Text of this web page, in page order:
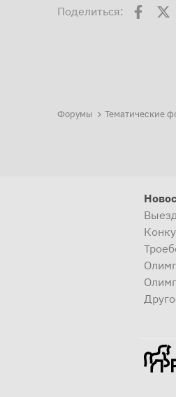
Поделиться:
Форумы Тематические